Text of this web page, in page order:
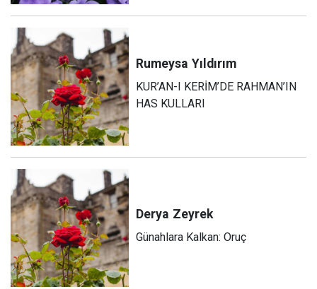
Rumeysa Yıldırım
KUR’AN-I KERİM’DE RAHMAN’IN
HAS KULLARI
Derya Zeyrek
Günahlara Kalkan: Oruç